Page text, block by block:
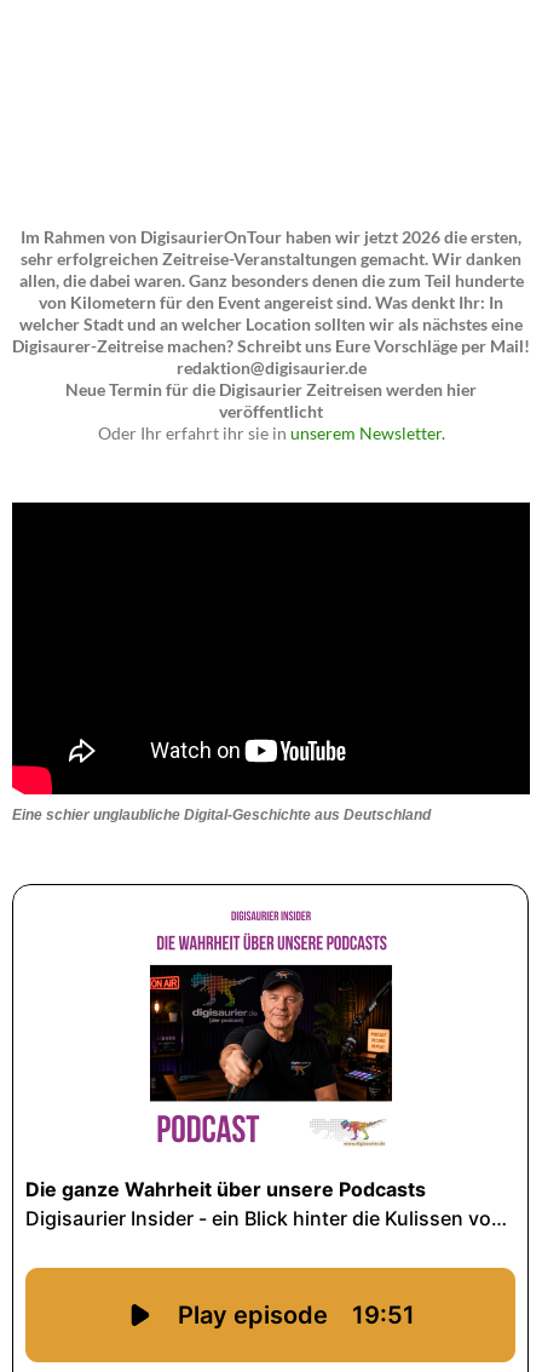
Im Rahmen von DigisaurierOnTour haben wir jetzt 2026 die ersten,
sehr erfolgreichen Zeitreise-Veranstaltungen gemacht. Wir danken
allen, die dabei waren. Ganz besonders denen die zum Teil hunderte
von Kilometern für den Event angereist sind. Was denkt Ihr: In
welcher Stadt und an welcher Location sollten wir als nächstes eine
Digisaurer-Zeitreise machen? Schreibt uns Eure Vorschläge per Mail!
redaktion@digisaurier.de
Neue Termin für die Digisaurier Zeitreisen werden hier
veröffentlicht
Oder Ihr erfahrt ihr sie in unserem Newsletter.
Eine schier unglaubliche Digital-Geschichte aus Deutschland